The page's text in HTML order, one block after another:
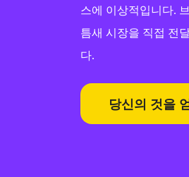
스에 이상적입니다.
틈새 시장을 직접 전
다.
당신의 것을